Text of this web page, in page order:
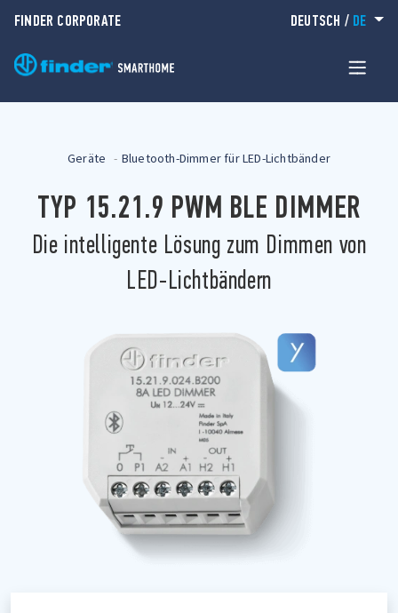
FINDER CORPORATE DEUTSCH / DE
Geräte Bluetooth-Dimmer für LED-Lichtbänder
TYP 15.21.9 PWM BLE DIMMER
Die intelligente Lösung zum Dimmen von
LED-Lichtbändern